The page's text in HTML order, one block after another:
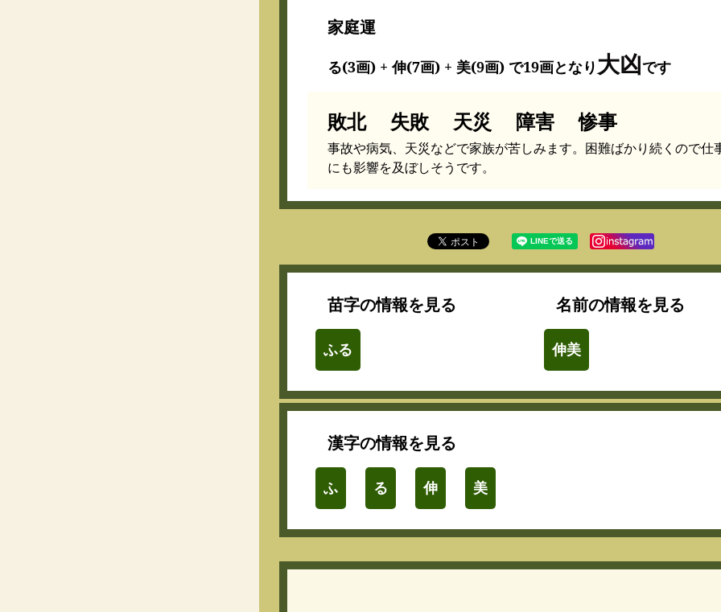
家庭運
る(3画) + 伸(7画) + 美(9画) で19画となり 大凶です
敗北 失敗 天災 障害 惨事
事故や病気、天災などで家族が苦しみます。困難ばかり続くので仕
にも影響を及ぼしそうです。
苗字の情報を見る
ふる
名前の情報を見る
伸美
漢字の情報を見る
ふ る 伸 美